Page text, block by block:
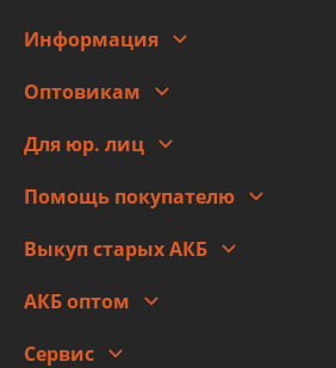
Информация
Адреса
Новости
Правовая информация
Оптовикам
Для юр. лиц
Помощь покупателю
Оплата
Гарантии и возврат
Выкуп старых АКБ
АКБ оптом
Сервис